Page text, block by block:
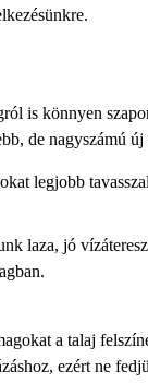
is könnyen
de nagyszámú
legjobb
laza, jó
a talaj
ezért ne